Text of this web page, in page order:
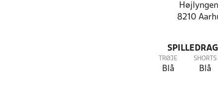
8210
TRØJE
Blå
SHORTS
Blå